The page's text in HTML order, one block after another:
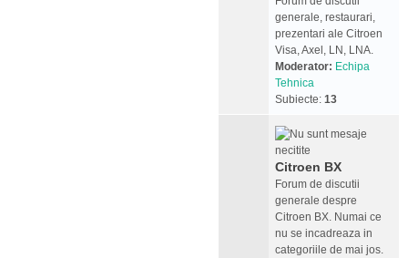
generale, restaurari,
prezentari ale Citroen
Visa, Axel, LN, LNA.
Moderator: Echipa
Tehnica
Subiecte: 13
Citroen BX
Forum de discutii
generale despre
Citroen BX. Numai ce
nu se incadreaza in
categoriile de mai jos.